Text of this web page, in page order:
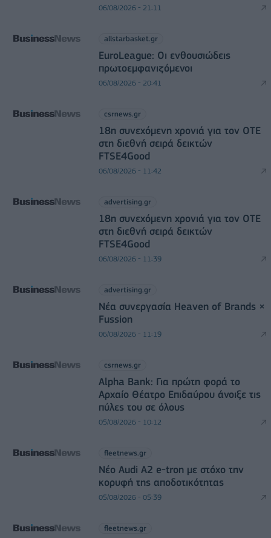
06/08/2026 - 21:11
allstarbasket.gr
EuroLeague: Οι ενθουσιώδεις
πρωτοεμφανιζόμενοι
06/08/2026 - 20:41
csrnews.gr
18η συνεχόμενη χρονιά για τον ΟΤΕ
στη διεθνή σειρά δεικτών
FTSE4Good
06/08/2026 - 11:42
advertising.gr
18η συνεχόμενη χρονιά για τον ΟΤΕ
στη διεθνή σειρά δεικτών
FTSE4Good
06/08/2026 - 11:39
advertising.gr
Νέα συνεργασία Heaven of Brands ×
Fussion
06/08/2026 - 11:19
csrnews.gr
Alpha Bank: Για πρώτη φορά το
Αρχαίο Θέατρο Επιδαύρου άνοιξε τις
πύλες του σε όλους
05/08/2026 - 10:12
fleetnews.gr
Νέο Audi A2 e-tron με στόχο την
κορυφή της αποδοτικότητας
05/08/2026 - 05:39
fleetnews.gr